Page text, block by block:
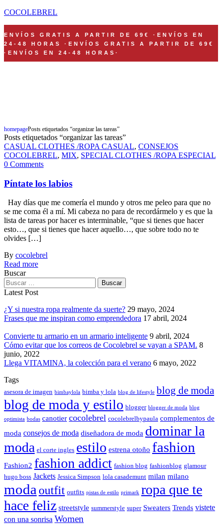
COCOLEBREL
ENVÍOS GRATIS A PARTIR DE 69€ · ENVÍOS EN
24-48 HORAS · ENVÍOS GRATIS A PARTIR DE 69€
· ENVÍOS EN 24-48 HORAS ·
homepagePosts etiquetados “organizar las tareas”
Posts etiquetados “organizar las tareas”
CASUAL CLOTHES /ROPA CASUAL, CONSEJOS
COCOLEBREL, MIX, SPECIAL CLOTHES /ROPA ESPECIAL
0 Comments
Píntate los labios
Hay días que me comería el mundo y otros me peleo para que no
se me coma él a mí. Mi cabeza no para de recordármelo y es que la
lista de tareas por hacer es interminable, “que si tienes que hacer
esto…, que si tienes que hacer aquello…, que sobre todo no te
olvides […]
By cocolebrel
Read more
Buscar
Latest Post
¿Y si nuestra ropa realmente da suerte? 29 mayo, 2024
Frases que me inspiran como emprendedora 17 abril, 2024
Convierte tu armario en un armario inteligente 9 abril, 2024
Cómo evitar que los correos de Cocolebrel se vayan a SPAM. 8
junio, 2022
Llega VITAMINA, la colección para el verano 6 mayo, 2022
Tags
asesora de imagen bimbaylola bimba y lola blog de lifestyle blog de moda
blog de moda y estilo blogger blogger de moda blog
optimista bodas canotier cocolebrel cocolebrelbypaula complementos de
moda consejos de moda diseñadora de moda dominar la
moda el corte ingles estilo estrena otoño fashion
Fashion2 fashion addict fashion blog fashionblog glamour
hugo boss Jackets Jessica Simpson lola casademunt milan milano
modaoutfit outfits pistas de estilo primark ropa que te
hace feliz streetstyle summerstyle super Sweaters Trends vistete
con una sonrisa Women